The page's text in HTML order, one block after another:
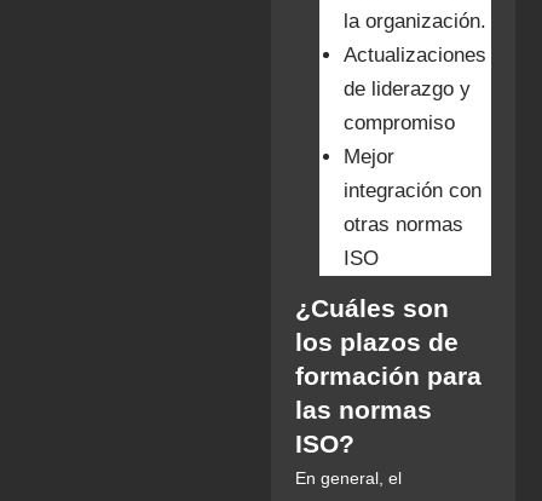
la organización.
Actualizaciones
de liderazgo y
compromiso
Mejor
integración con
otras normas
ISO
¿Cuáles son
los plazos de
formación para
las normas
ISO?
En general, el